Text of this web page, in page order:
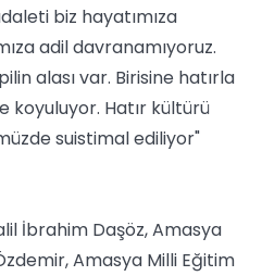
biz hayatımıza
adil davranamıyoruz.
alası var. Birisine hatırla
koyuluyor. Hatır kültürü
suistimal ediliyor"
İbrahim Daşöz, Amasya
Amasya Milli Eğitim